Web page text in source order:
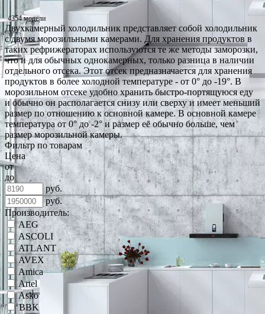
4354 модели
Двухкамерный холодильник представляет собой холодильник
с двумя морозильными камерами. Для хранения продуктов в
таких рефрижераторах используются те же методы заморозки,
что и для обычных однокамерных, только разница в наличии
отдельного отсека. Этот отсек предназначается для хранения
продуктов в более холодной температуре - от 0° до -19°. В
морозильном отсеке удобно хранить быстро-портящуюся еду
и обычно он располагается снизу или сверху и имеет меньший
размер по отношению к основной камере. В основной камере
температура от 0° до -2° и размер её обычно больше, чем
размер морозильной камеры.
Фильтр по товарам
Цена
от
до
руб.
руб.
Производитель:
AEG
ASCOLI
ATLANT
AVEX
Amica
Artel
Asko
BBK